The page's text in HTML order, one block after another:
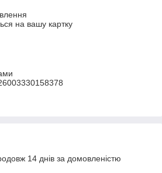
на вашу картку
14 днів за домовленістю